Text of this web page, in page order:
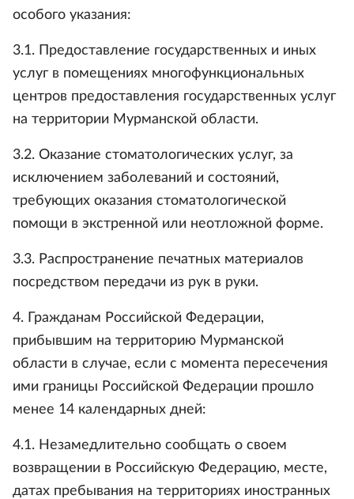
особого указания:
3.1. Предоставление государственных и иных
услуг в помещениях многофункциональных
центров предоставления государственных услуг
на территории Мурманской области.
3.2. Оказание стоматологических услуг, за
исключением заболеваний и состояний,
требующих оказания стоматологической
помощи в экстренной или неотложной форме.
3.3. Распространение печатных материалов
посредством передачи из рук в руки.
4. Гражданам Российской Федерации,
прибывшим на территорию Мурманской
области в случае, если с момента пересечения
ими границы Российской Федерации прошло
менее 14 календарных дней:
4.1. Незамедлительно сообщать о своем
возвращении в Российскую Федерацию, месте,
датах пребывания на территориях иностранных